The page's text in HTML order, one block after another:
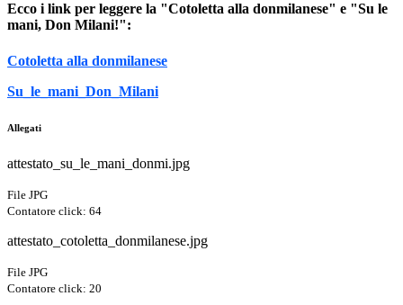
Ecco i link per leggere la "Cotoletta alla donmilanese" e "Su le
mani, Don Milani!":
Cotoletta alla donmilanese
Su_le_mani_Don_Milani
Allegati
attestato_su_le_mani_donmi.jpg
File JPG
Contatore click: 64
attestato_cotoletta_donmilanese.jpg
File JPG
Contatore click: 20